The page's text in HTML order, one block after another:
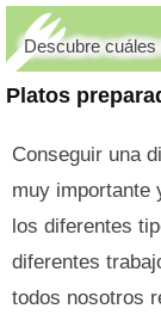
Platos
Descubre cuáles
Conseguir una
muy importante
los diferentes
diferentes
todos nosotros